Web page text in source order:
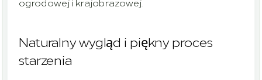
Naturalny wygląd i piękny proces
starzenia